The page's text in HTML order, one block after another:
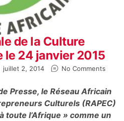
de la Culture
le 24 janvier 2015
juillet 2, 2014 No Comments
Presse, le Réseau Africain
Culturels (RAPEC)
toute l’Afrique » comme un